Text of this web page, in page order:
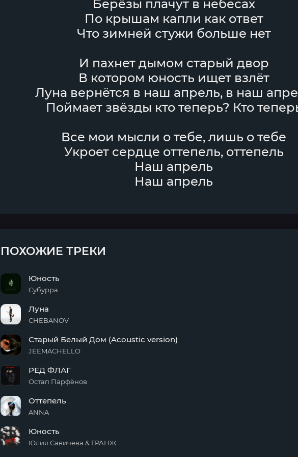
Берёзы плачут в небесах
По крышам капли как ответ
Что зимней стужи больше нет
И пахнет дымом старый двор
В котором юность ищет взлёт
Луна вернётся в наш апрель, в наш
Поймает звёзды кто теперь? Кто
Все мои мысли о тебе, лишь о тебе
Укроет сердце оттепель, оттепель
Наш апрель
Наш апрель
ПОХОЖИЕ ТРЕКИ
Юность
Субурра
Луна
CHEBANOV
Белый
Дом
version)
Старый Белый Дом (Acoustic version)
JEEMACHELLO
ФЛАГ
РЕД ФЛАГ
Остап Парфёнов
Оттепель
ANNA
Юность
Юлия Савичева & ГРАНЖ